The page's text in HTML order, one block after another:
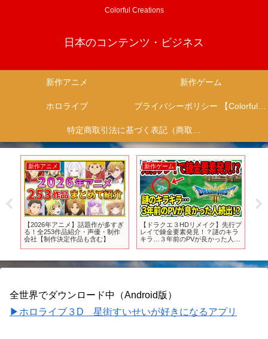
Colorful Creations
日本のコンテンツ・ビジネス
新作アニメ 新作ゲーム
ホロライブ プライバシーポリシー 【Colorful Creation】
特定商取引法に基づく表記（商取引に関する開示）
新作アニメ
【2026年アニメ】話題作が多すぎ
る！全253作品紹介・声優・制作
会社【制作決定作品も含む】
新作ゲーム
【ドラクエ３HDリメイク】先行プ
レイで錬金要素発見！？謎のキラ
キラ…３年前のPVが良かった人続
全世界でダウンロード中（Android版）
▶ホロライブ３D 星街すいせいが好きになるアプリ